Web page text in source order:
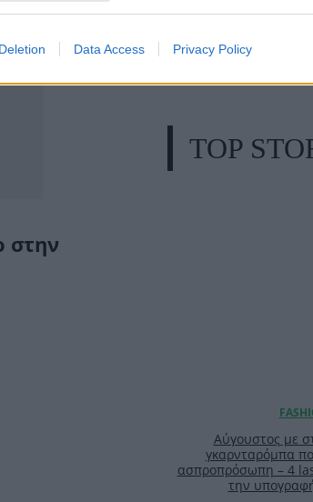
Data Access Privacy Policy
στην
TOP
Αύγουστος με
γκαρνταρόμπα
ασπροπρόσωπη – 4
την